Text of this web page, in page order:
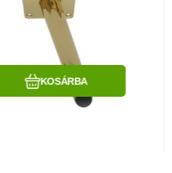
złoty błyszczący
PREMIUM
KOSÁRBA
Kedvenc
Hasonlítsa össze